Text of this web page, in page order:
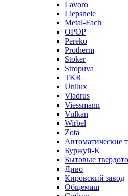
Lavoro
Liepsnele
Metal-Fach
OPOP
Pereko
Protherm
Stoker
Stropuva
TKR
Unilux
Viadrus
Viessmann
Vulkan
Wirbel
Zota
Автоматические
Буржуй-К
Бытовые
Диво
Кировский завод
Общемаш